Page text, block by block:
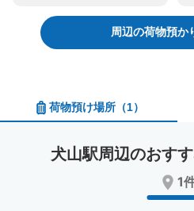
forward
interact
calendar
and
date.
backward
to
interact
calendar
and
a
date.
周辺の荷物預か
荷物預け場所 （1）
犬山駅周辺のおす
1